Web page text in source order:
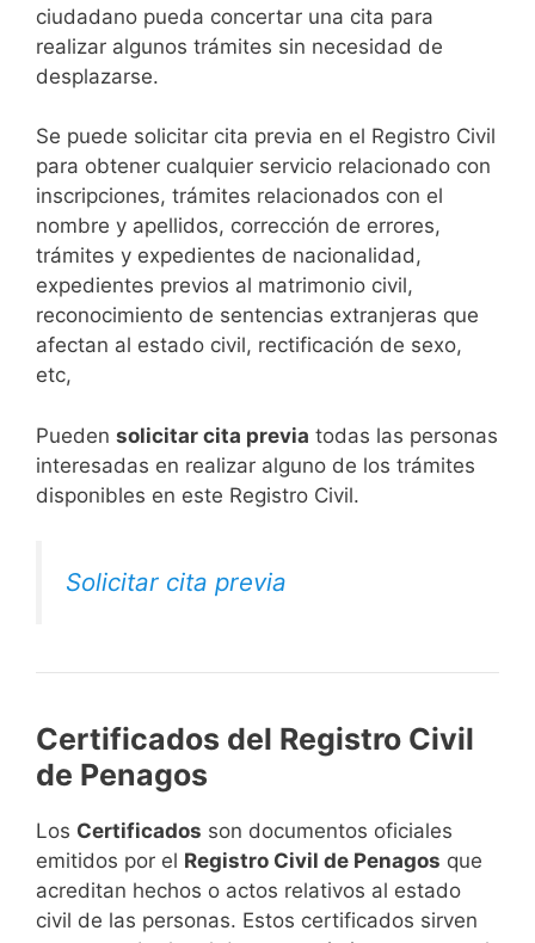
ciudadano pueda concertar una cita para
realizar algunos trámites sin necesidad de
desplazarse.​
Se puede solicitar cita previa en el Registro Civil
para obtener cualquier servicio relacionado con
inscripciones, trámites relacionados con el
nombre y apellidos, corrección de errores,
trámites y expedientes de nacionalidad,
expedientes previos al matrimonio civil,
reconocimiento de sentencias extranjeras que
afectan al estado civil, rectificación de sexo,
etc,
​Pueden solicitar cita previa todas las personas
interesadas en realizar alguno de los trámites
disponibles en este Registro Civil.​
Solicitar cita previa
Certificados del Registro Civil
de Penagos
Los Certificados son documentos oficiales
emitidos por el Registro Civil de Penagos que
acreditan hechos o actos relativos al estado
civil de las personas. Estos certificados sirven